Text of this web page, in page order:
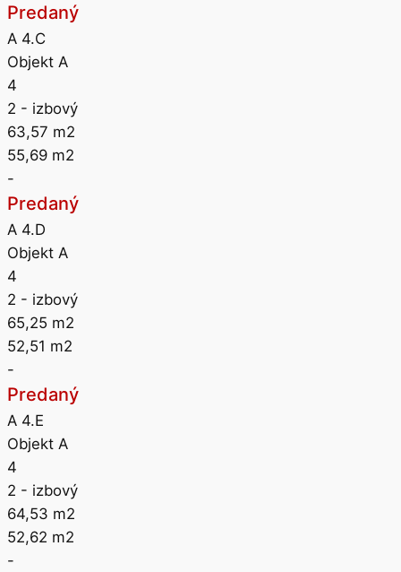
Predaný
A 4.C
Objekt A
4
2 - izbový
63,57 m2
55,69 m2
-
Predaný
A 4.D
Objekt A
4
2 - izbový
65,25 m2
52,51 m2
-
Predaný
A 4.E
Objekt A
4
2 - izbový
64,53 m2
52,62 m2
-